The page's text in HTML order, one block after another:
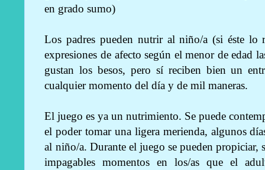
en grado sumo)
Los padres pueden nutrir al niño/a (si éste lo
expresiones de afecto según el menor de edad
gustan los besos, pero sí reciben bien un
cualquier momento del día y de mil maneras.
El juego es ya un nutrimiento. Se puede
el poder tomar una ligera merienda, algunos
al niño/a. Durante el juego se pueden propiciar,
impagables momentos en los/as que el